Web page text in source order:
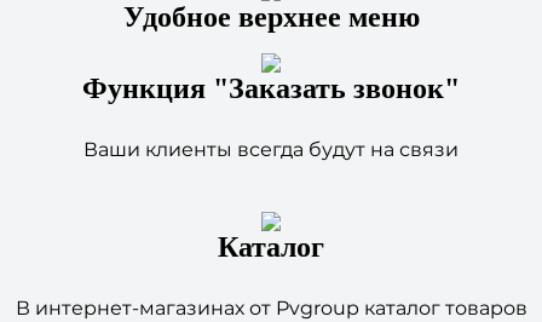
Удобное верхнее меню
Функция "Заказать звонок"
Ваши клиенты всегда будут на связи
Каталог
В интернет-магазинах от Pvgroup каталог товаров